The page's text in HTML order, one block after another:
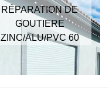
RÉPARATION DE
GOUTIERE
ZINC/ALU/PVC 60